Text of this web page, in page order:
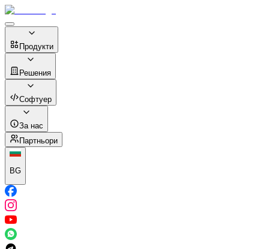
Продукти
Решения
Софтуер
За нас
Партньори
BG